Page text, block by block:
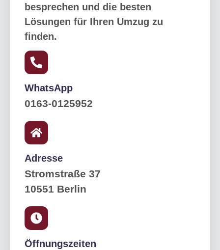
besprechen und die besten
Lösungen für Ihren Umzug zu
finden.
WhatsApp
0163-0125952
Adresse
Stromstraße 37
10551 Berlin
Öffnungszeiten